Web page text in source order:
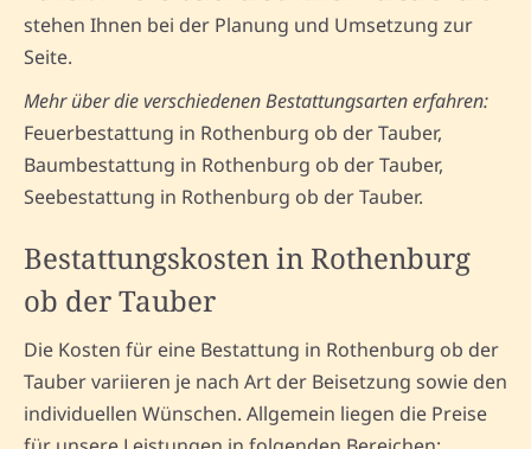
stehen Ihnen bei der Planung und Umsetzung zur
Seite.
Mehr über die verschiedenen Bestattungsarten erfahren:
Feuerbestattung in Rothenburg ob der Tauber,
Baumbestattung in Rothenburg ob der Tauber,
Seebestattung in Rothenburg ob der Tauber.
Bestattungskosten in Rothenburg
ob der Tauber
Die Kosten für eine Bestattung in Rothenburg ob der
Tauber variieren je nach Art der Beisetzung sowie den
individuellen Wünschen. Allgemein liegen die Preise